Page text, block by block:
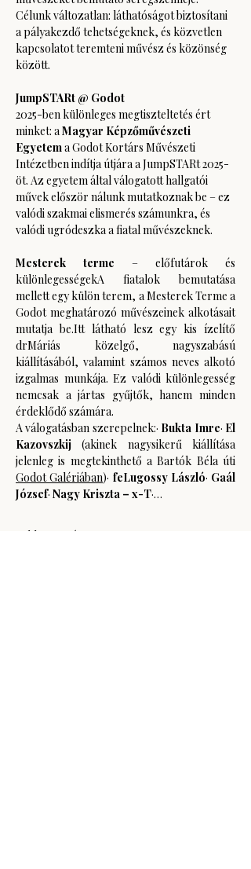
Célunk változatlan: láthatóságot biztosítani
a pályakezdő tehetségeknek, és közvetlen
kapcsolatot teremteni művész és közönség
között.
JumpSTARt @ Godot
2025-ben különleges megtiszteltetés ért
minket: a Magyar Képzőművészeti
Egyetem a Godot Kortárs Művészeti
Intézetben indítja útjára a JumpSTARt 2025-
öt. Az egyetem által válogatott hallgatói
művek először nálunk mutatkoznak be – ez
valódi szakmai elismerés számunkra, és
valódi ugródeszka a fiatal művészeknek.
Mesterek terme – előfutárok és
különlegességekA fiatalok bemutatása
mellett egy külön terem, a Mesterek Terme a
Godot meghatározó művészeinek alkotásait
mutatja be.Itt látható lesz egy kis ízelítő
drMáriás közelgő, nagyszabású
kiállításából, valamint számos neves alkotó
izgalmas munkája. Ez valódi különlegesség
nemcsak a jártas gyűjtők, hanem minden
érdeklődő számára.
A válogatásban szerepelnek:· Bukta Imre· El
Kazovszkij (akinek nagysikerű kiállítása
Godot Galériában)· feLugossy László· Gaál
József· Nagy Kriszta – x-T·…
Több mutatása